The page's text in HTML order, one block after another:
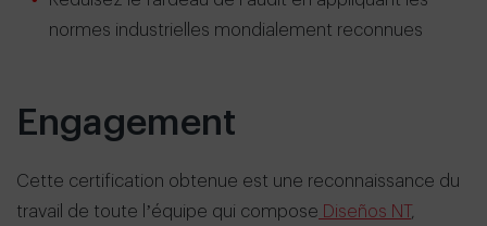
normes industrielles mondialement reconnues
Engagement
Cette certification obtenue est une reconnaissance du
travail de toute l’équipe qui compose Diseños NT